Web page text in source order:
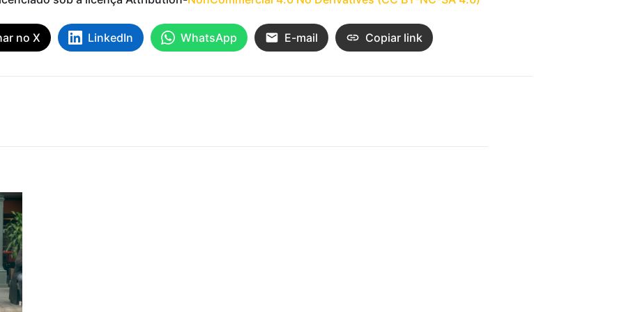
no X LinkedIn WhatsApp E-mail Copiar link